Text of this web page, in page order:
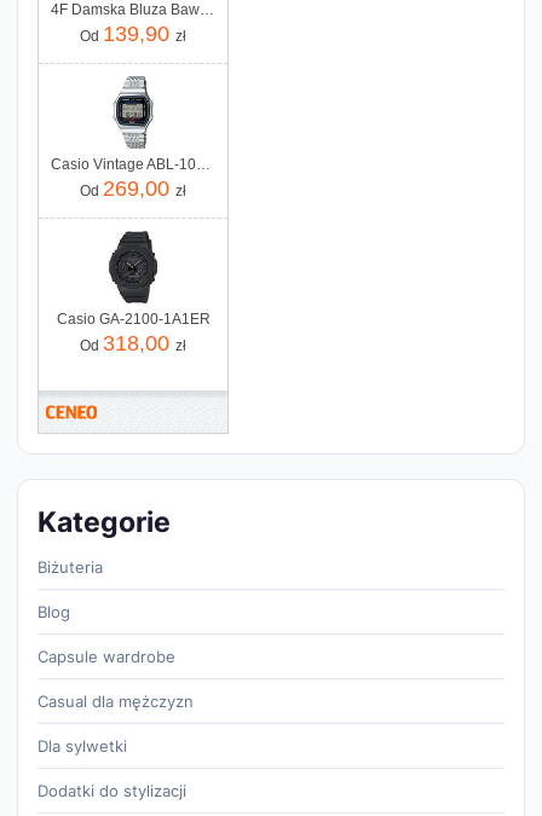
4F Damska Bluza Bawełniana Rozpinana Z Kapturem rozm M
Od 139,90 zł
Casio Vintage ABL-100WE-1AEF
Od 269,00 zł
Casio GA-2100-1A1ER
Od 318,00 zł
Kategorie
Biżuteria
Blog
Capsule wardrobe
Casual dla mężczyzn
Dla sylwetki
Dodatki do stylizacji